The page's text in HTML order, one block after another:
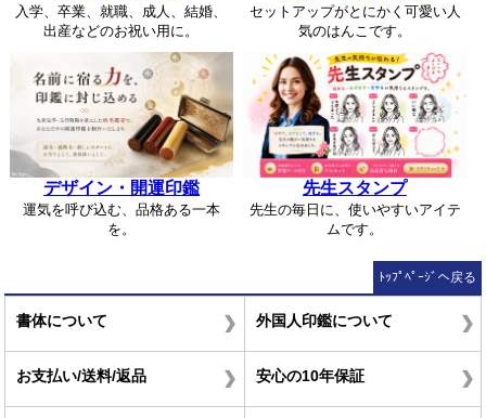
入学、卒業、就職、成人、結婚、
出産などのお祝い用に。
セットアップがとにかく可愛い人
気のはんこです。
デザイン・開運印鑑
運気を呼び込む、品格ある一本
を。
先生スタンプ
先生の毎日に、使いやすいアイテ
ムです。
ﾄｯﾌﾟﾍﾟｰｼﾞへ戻る
書体について 外国人印鑑について
お支払い/送料/返品 安心の10年保証